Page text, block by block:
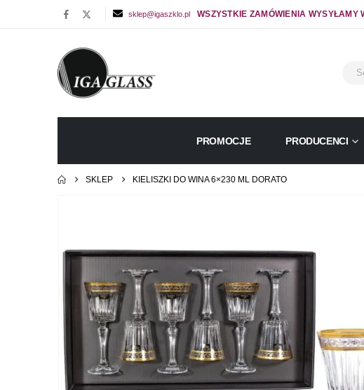
sklep@igaszklo.pl WSZYSTKIE ZAMÓWIENIA WYSYŁAMY
PROMOCJE PRODUCENCI
SKLEP KIELISZKI DO WINA 6×230 ML DORATO